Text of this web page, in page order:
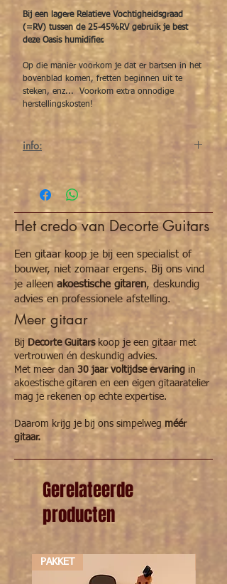
Bij een lagere Relatieve Vochtigheidsgraad
(=RV) tussen de 25-45%RV gebruik je best
deze Oasis humidifier.
Op die manier voorkom je dat er bartsen in het
bovenblad komen, fretten beginnen uit te
steken, enz... Voorkom extra onnodige
herstellingskosten!
info:
Bescherm je ukelele optimaal tegen droogte
Oasis OH18 UKELELE humidifier of
luchtbevochtiger.
Vooral wanneer koning
winter heerst en het begint te vriezen is het
goed om de luchtvochtigheid in uw
oefenruimte wat in de gaten te houden.
Ideaal tussen de 45% en 55% RV. Hierbij
hoef je je geen zorgen te maken. Uw
instrument is veilig en vrij van barsten en
onnodige kosten.
Tussen de 45% en 25% RV: Tijd om in te
grijpen!
Absoluut noodzakelijk om een Oasis
luchtbevochtiger aan te schaffen. Anders
bestaat de kans dat uw dierbaar instrument
1. barsten krijgt in het bovenblad, rug of
zijwanden ( volledig massief)
2. kromming van de hals ernstig veranderd.
3. begint te kletteren of een te hoge actie
krijgt.
4. fretten aaan de zijkant beginnen te
snijden en uitsteken.
Je heb deze luchtbevochtiger ook specifiek
voor akoestische gitaar, mandoline en
andere instrumenten. Zie overzicht Oasis
producten.
Het credo van Decorte Guitars
Een gitaar koop je bij een specialist of
bouwer, niet zomaar ergens. Bij ons vind
je alleen akoestische gitaren, deskundig
advies en professionele afstelling.
Meer gitaar
Bij Decorte Guitarskoop je een gitaar met
vertrouwen én deskundig advies.
Met meer dan 30 jaar voltijdse ervaring in
akoestische gitaren en een eigen gitaaratelier
mag je rekenen op echte expertise.
Daarom krijg je bij ons simpelweg méér
gitaar.
Gerelateerde
producten
PAKKET